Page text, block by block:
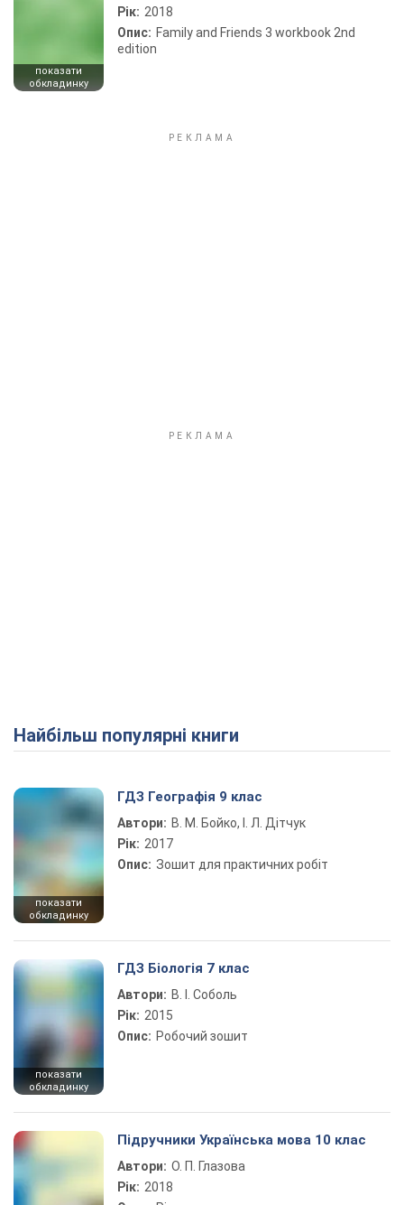
показати
обкладинку
Рік: 2018
Опис: Family and Friends 3 workbook 2nd
edition
Найбільш популярні книги
показати
обкладинку
ГДЗ Географія 9 клас
Автори: В. М. Бойко, І. Л. Дітчук
Рік: 2017
Опис: Зошит для практичних робіт
показати
обкладинку
ГДЗ Біологія 7 клас
Автори: В. І. Соболь
Рік: 2015
Опис: Робочий зошит
Підручники Українська мова 10 клас
Автори: О. П. Глазова
Рік: 2018